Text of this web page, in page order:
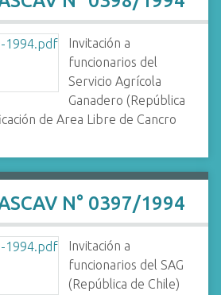
Invitación a
funcionarios del
Servicio Agrícola
Ganadero (República
de Area Libre de Cancro
N° 0397/1994
Invitación a
funcionarios del SAG
(República de Chile)